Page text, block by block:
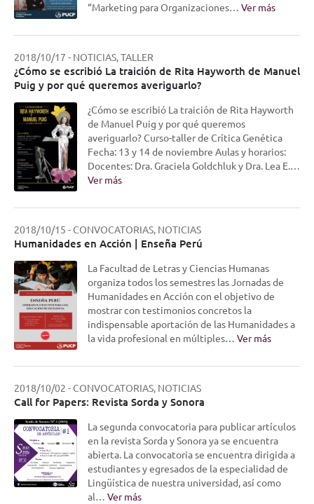
“Marketing para Organizaciones… Ver más
2018/10/17 - NOTICIAS, TALLER
¿Cómo se escribió La traición de Rita Hayworth de Manuel
Puig y por qué queremos averiguarlo?
¿Cómo se escribió La traición de Rita Hayworth
de Manuel Puig y por qué queremos
averiguarlo? Curso-taller de Crítica Genética
Fecha: 13 y 14 de noviembre Aulas y horarios:
Docentes: Dra. Graciela Goldchluk y Dra. Lea E.…
Ver más
2018/10/15 - CONVOCATORIAS, NOTICIAS
Humanidades en Acción | Enseña Perú
La Facultad de Letras y Ciencias Humanas
organiza todos los semestres las Jornadas de
Humanidades en Acción con el objetivo de
mostrar con testimonios concretos la
indispensable aportación de las Humanidades a
la vida profesional en múltiples… Ver más
2018/10/02 - CONVOCATORIAS, NOTICIAS
Call for Papers: Revista Sorda y Sonora
La segunda convocatoria para publicar artículos
en la revista Sorda y Sonora ya se encuentra
abierta. La convocatoria se encuentra dirigida a
estudiantes y egresados de la especialidad de
Lingüística de nuestra universidad, así como
al… Ver más